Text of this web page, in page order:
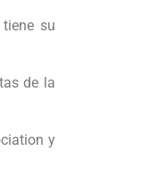
su
de la
y